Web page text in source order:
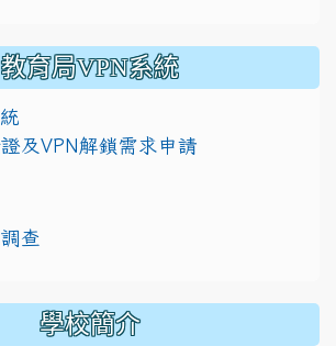
教育局VPN系統
及VPN解鎖需求申請
查
學校簡介